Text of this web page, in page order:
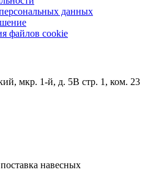
данных
файлов cookie
мкр. 1-й, д. 5В стр. 1, ком. 23
навесных